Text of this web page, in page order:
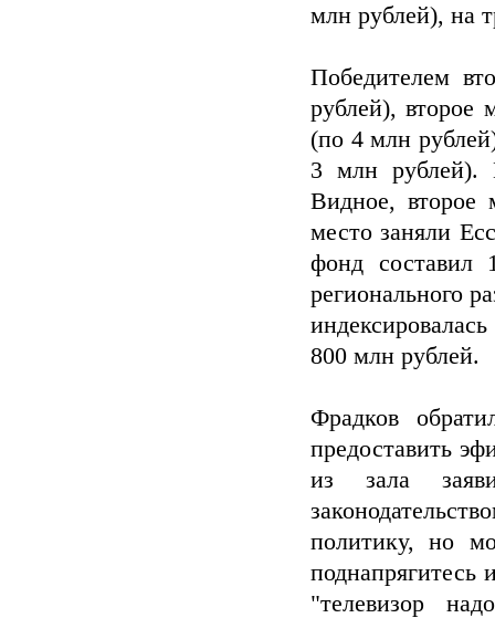
млн рублей), на
Победителем
рублей), второе
(по 4 млн
3 млн рублей).
Видное, второе
место заняли
фонд составил
регионального
800 млн рублей.
Фрадков
предоставить
из зала
политику, но
"телевизор